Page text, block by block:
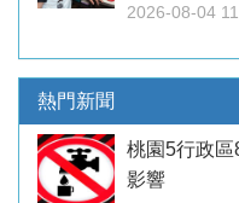
2026-08-04
熱門新聞
桃園5行政
影響